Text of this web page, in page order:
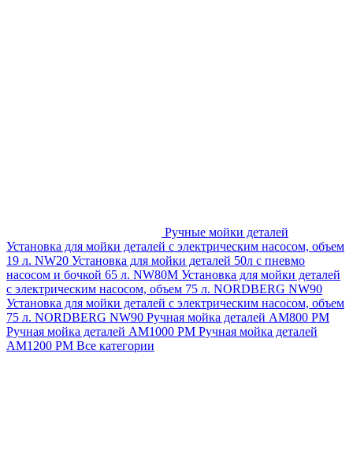
Ручные мойки деталей
Установка для мойки деталей с электрическим насосом, объем
19 л. NW20 Установка для мойки деталей 50л с пневмо
насосом и бочкой 65 л. NW80M Установка для мойки деталей
с электрическим насосом, объем 75 л. NORDBERG NW90
Установка для мойки деталей с электрическим насосом, объем
75 л. NORDBERG NW90 Ручная мойка деталей АМ800 РМ
Ручная мойка деталей АМ1000 РМ Ручная мойка деталей
АМ1200 РМ Все категории